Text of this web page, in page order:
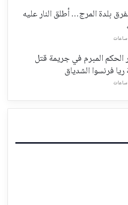
بلدة المرج… أطلق النار عليه
المبرم في جريمة قتل
ريا فرنسوا الشدياق